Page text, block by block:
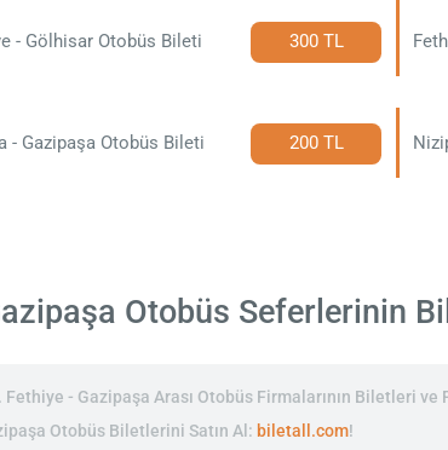
- Gölhisar Otobüs Bileti 300 TL
- Gazipaşa Otobüs Bileti 200 TL
Otobüs Seferlerinin
- Gazipaşa Arası Otobüs Firmalarının Biletleri ve
Otobüs Biletlerini Satın Al: biletall.com!